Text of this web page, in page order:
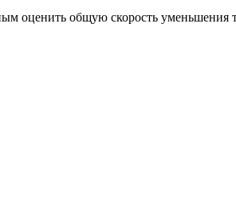
оценить общую скорость уменьшения